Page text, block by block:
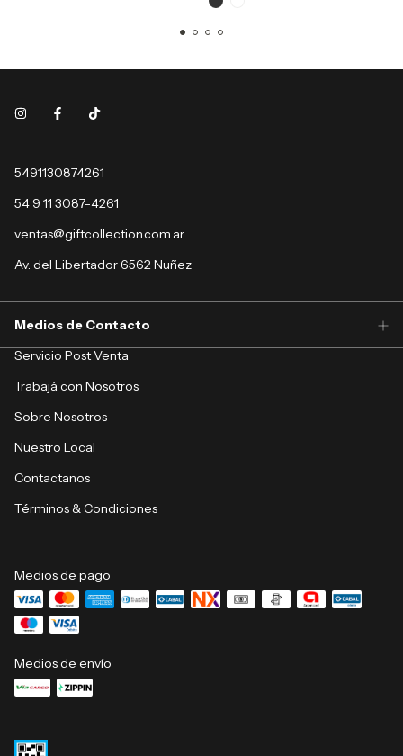
5491130874261
54 9 11 3087-4261
ventas@giftcollection.com.ar
Av. del Libertador 6562 Nuñez
Medios de Contacto
Servicio Post Venta
Trabajá con Nosotros
Sobre Nosotros
Nuestro Local
Contactanos
Términos & Condiciones
Medios de pago
Medios de envío